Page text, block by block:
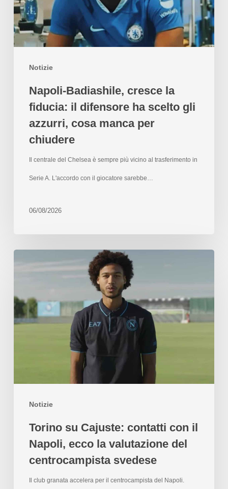
Notizie
Napoli-Badiashile, cresce la
fiducia: il difensore ha scelto gli
azzurri, cosa manca per
chiudere
Il centrale del Chelsea è sempre più vicino al trasferimento in
Serie A. L'accordo con il giocatore sarebbe…
06/08/2026
Notizie
Torino su Cajuste: contatti con il
Napoli, ecco la valutazione del
centrocampista svedese
Il club granata accelera per il centrocampista del Napoli.